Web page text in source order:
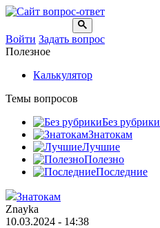
Войти Задать вопрос
Полезное
Калькулятор
Темы вопросов
Без рубрики
Знатокам
Лучшие
Полезно
Последние
Знатокам
Znayka
10.03.2024 - 14:38